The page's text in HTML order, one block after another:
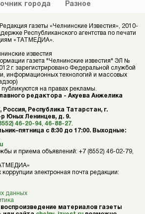
города Разное
газеты «Челнинские Известия», 2010-
Республиканского агентства по печати
«ТАТМЕДИА».
известия
газета "Челнинские известия" ЭЛ №
г. зарегистрировано Федеральной службой
информационных технологий и массовых
на правах рекламы.
редактора - Акуева Анжелика
Россия, Республика Татарстан, г.
Юных Ленинцев, д. 9.
46-20-94 46-88-27
с 8:30 до 17:00. Выходные:
и приема объявлений: +7 (8552) 46-02-79,
электронная почта редакции:
данных
материалов газеты